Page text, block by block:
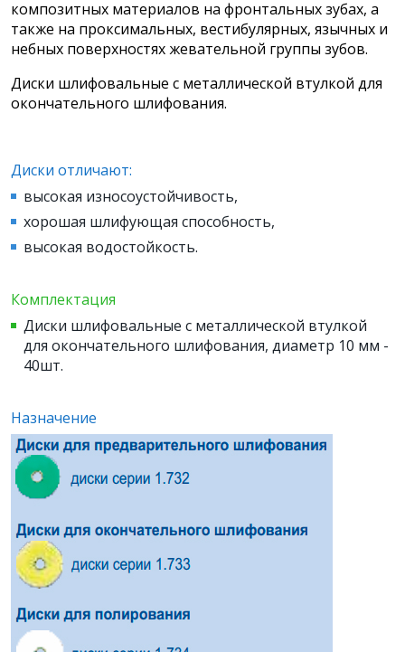
композитных материалов на фронтальных зубах, а
также на проксимальных, вестибулярных, язычных и
небных поверхностях жевательной группы зубов.
Диски шлифовальные с металлической втулкой для
окончательного шлифования.
Диски отличают:
высокая износоустойчивость,
хорошая шлифующая способность,
высокая водостойкость.
Комплектация
Диски шлифовальные с металлической втулкой
для окончательного шлифования, диаметр 10 мм -
40шт.
Назначение